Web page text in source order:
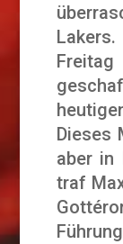
Dieses
aber in
traf